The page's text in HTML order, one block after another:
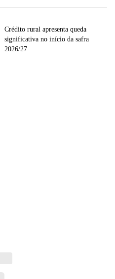
Crédito rural apresenta queda
significativa no início da safra
2026/27